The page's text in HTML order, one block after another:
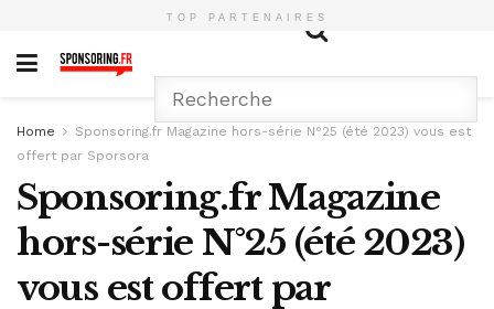
TOP PARTENAIRES
Home
Sponsoring.fr Magazine hors-série N°25 (été 2023) vous est
offert par Sporsora
Sponsoring.fr Magazine
hors-série N°25 (été 2023)
vous est offert par